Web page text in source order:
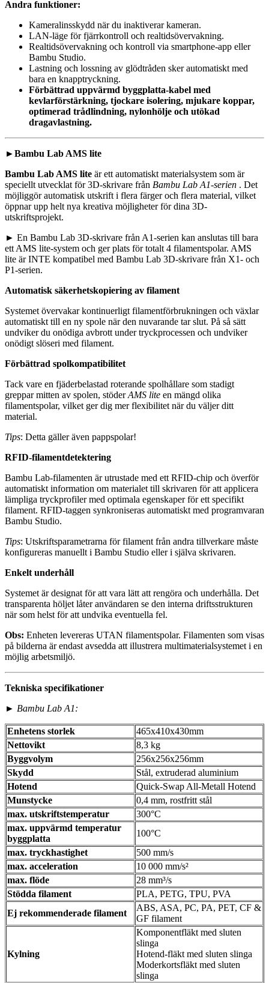
Andra funktioner:
Kameralinsskydd när du inaktiverar kameran.
LAN-läge för fjärrkontroll och realtidsövervakning.
Realtidsövervakning och kontroll via smartphone-app eller
Bambu Studio.
Lastning och lossning av glödtråden sker automatiskt med
bara en knapptryckning.
Förbättrad uppvärmd byggplatta-kabel med
kevlarförstärkning, tjockare isolering, mjukare koppar,
optimerad trådlindning, nylonhölje och utökad
dragavlastning.
►Bambu Lab AMS lite
Bambu Lab AMS lite är ett automatiskt materialsystem som är
speciellt utvecklat för 3D-skrivare från Bambu Lab A1-serien . Det
möjliggör automatisk utskrift i flera färger och flera material, vilket
öppnar upp helt nya kreativa möjligheter för dina 3D-
utskriftsprojekt.
► En Bambu Lab 3D-skrivare från A1-serien kan anslutas till bara
ett AMS lite-system och ger plats för totalt 4 filamentspolar. AMS
lite är INTE kompatibel med Bambu Lab 3D-skrivare från X1- och
P1-serien.
Automatisk säkerhetskopiering av filament
Systemet övervakar kontinuerligt filamentförbrukningen och växlar
automatiskt till en ny spole när den nuvarande tar slut. På så sätt
undviker du onödiga avbrott under tryckprocessen och undviker
onödigt slöseri med filament.
Förbättrad spolkompatibilitet
Tack vare en fjäderbelastad roterande spolhållare som stadigt
greppar mitten av spolen, stöderAMS lite en mängd olika
filamentspolar, vilket ger dig mer flexibilitet när du väljer ditt
material.
Tips: Detta gäller även pappspolar!
RFID-filamentdetektering
Bambu Lab-filamenten är utrustade med ett RFID-chip och överför
automatiskt information om materialet till skrivaren för att applicera
lämpliga tryckprofiler med optimala egenskaper för ett specifikt
filament. RFID-taggen synkroniseras automatiskt med programvaran
Bambu Studio.
Tips: Utskriftsparametrarna för filament från andra tillverkare måste
konfigureras manuellt i Bambu Studio eller i själva skrivaren.
Enkelt underhåll
Systemet är designat för att vara lätt att rengöra och underhålla. Det
transparenta höljet låter användaren se den interna driftsstrukturen
när som helst för att undvika eventuella fel.
Obs: Enheten levereras UTAN filamentspolar. Filamenten som visas
på bilderna är endast avsedda att illustrera multimaterialsystemet i en
möjlig arbetsmiljö.
Tekniska specifikationer
► Bambu Lab A1:
Enhetens storlek
465x410x430mm
Nettovikt
8,3 kg
Byggvolym
256x256x256mm
Skydd
Stål, extruderad aluminium
Hotend
Quick-Swap All-Metall Hotend
Munstycke
0,4 mm, rostfritt stål
max. utskriftstemperatur
300°C
max. uppvärmd temperatur
byggplatta
100°C
max. tryckhastighet
500 mm/s
max. acceleration
10 000 mm/s²
max. flöde
28 mm³/s
Stödda filament
PLA, PETG, TPU, PVA
Ej rekommenderade filament
ABS, ASA, PC, PA, PET, CF &
GF filament
Kylning
Komponentfläkt med sluten
slinga
Hotend-fläkt med sluten slinga
Moderkortsfläkt med sluten
slinga